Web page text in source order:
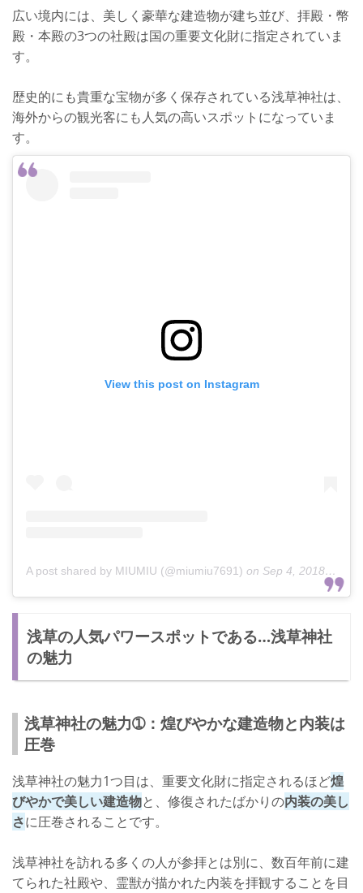
広い境内には、美しく豪華な建造物が建ち並び、拝殿・幣
殿・本殿の3つの社殿は国の重要文化財に指定されていま
す。
歴史的にも貴重な宝物が多く保存されている浅草神社は、
海外からの観光客にも人気の高いスポットになっていま
す。
View this post on Instagram
A post shared by MIUMIU (@miumiu7691) on Sep 4, 2018 at 5:38am PDT
浅草の人気パワースポットである…浅草神社
の魅力
浅草神社の魅力➀：煌びやかな建造物と内装は
圧巻
浅草神社の魅力1つ目は、重要文化財に指定されるほど煌
びやかで美しい建造物と、修復されたばかりの内装の美し
さに圧巻されることです。
浅草神社を訪れる多くの人が参拝とは別に、数百年前に建
てられた社殿や、霊獣が描かれた内装を拝観することを目